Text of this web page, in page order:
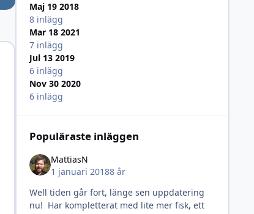
Maj 19 2018
8 inlägg
Mar 18 2021
7 inlägg
Jul 13 2019
6 inlägg
Nov 30 2020
6 inlägg
Populäraste inläggen
MattiasN
1 januari 20188 år
Well tiden går fort, länge sen uppdatering
nu! Har kompletterat med lite mer fisk, ett